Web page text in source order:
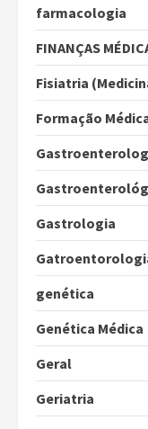
farmacologia
FINANÇAS
Fisiatria
Formação
Gastrologia
genética
Genética Médica
Geral
Geriatria